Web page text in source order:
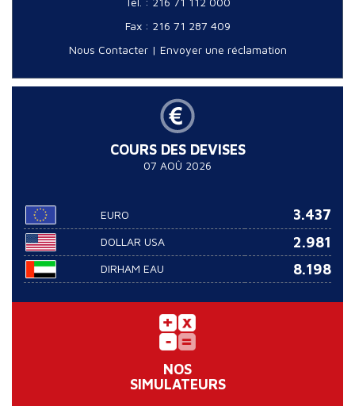
Fax : 216 71 287 409
Nous Contacter| Envoyer une réclamation
COURS DES DEVISES
07 AOÛ 2026
EURO 3.437
DOLLAR USA 2.981
DIRHAM EAU 8.198
NOS
SIMULATEURS